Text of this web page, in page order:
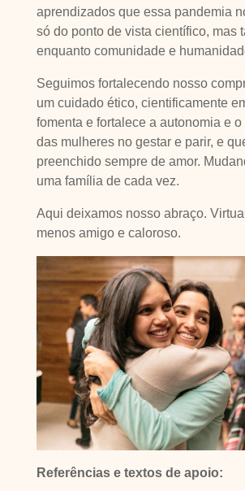
aprendizados que essa pandemia
só do ponto de vista científico, mas
enquanto comunidade e
Seguimos fortalecendo nosso
um cuidado ético, cientificamente
fomenta e fortalece a autonomia e
das mulheres no gestar e parir, e
preenchido sempre de amor.
uma família de cada vez.
Aqui deixamos nosso abraço.
menos amigo e caloroso.
Referências e textos de apoio: